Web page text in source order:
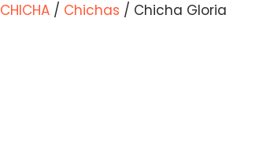
CHICHA / Chichas / Chicha Gloria